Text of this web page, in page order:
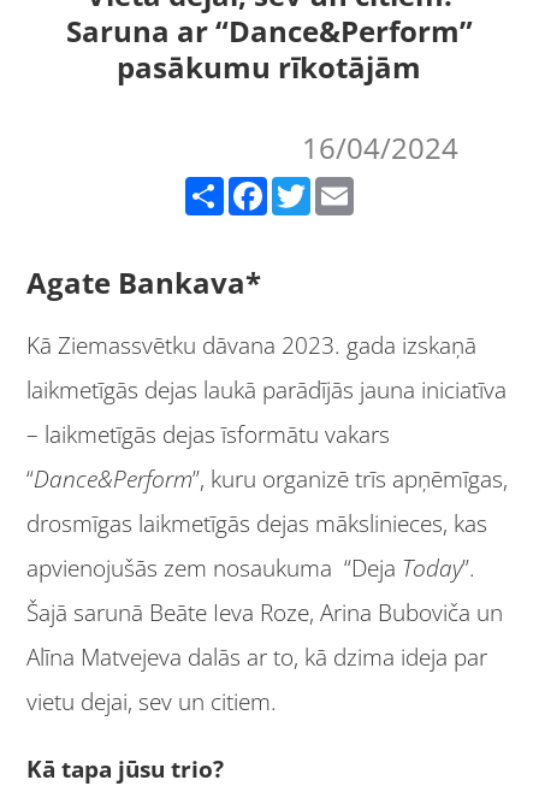
Saruna ar “Dance&Perform”
pasākumu rīkotājām
16/04/2024
Facebook Twitter
Agate Bankava*
Kā Ziemassvētku dāvana 2023. gada izskaņā
laikmetīgās dejas laukā parādījās jauna iniciatīva
– laikmetīgās dejas īsformātu vakars
“Dance&Perform”, kuru organizē trīs apņēmīgas,
drosmīgas laikmetīgās dejas mākslinieces, kas
apvienojušās zem nosaukuma “Deja Today”.
Šajā sarunā Beāte Ieva Roze, Arina Buboviča un
Alīna Matvejeva dalās ar to, kā dzima ideja par
vietu dejai, sev un citiem.
Kā tapa jūsu trio?